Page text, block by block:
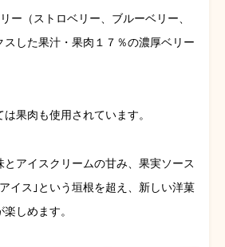
ー（ストロベリー、ブルーベリー、
スした果汁・果肉１７％の濃厚ベリー
果肉も使用されています。
とアイスクリームの甘み、果実ソース
イス｣という垣根を超え、新しい洋菓
しめます。